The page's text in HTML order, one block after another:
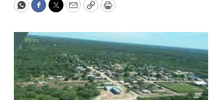
WhatsApp
Facebook
Twitter
EmailCopyPrint